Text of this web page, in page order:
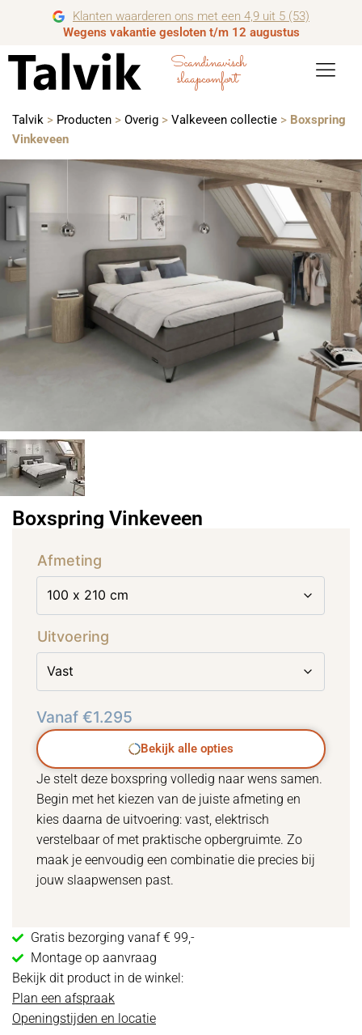
Klanten waarderen ons met een 4,9 uit 5 (53)
Wegens vakantie gesloten t/m 12 augustus
Scandinavisch
slaapcomfort
Talvik > Producten > Overig > Valkeveen collectie > Boxspring
Vinkeveen
Boxspring Vinkeveen
Afmeting
Uitvoering
Vanaf €1.295
Bekijk alle opties
Je stelt deze boxspring volledig naar wens samen.
Begin met het kiezen van de juiste afmeting en
kies daarna de uitvoering: vast, elektrisch
verstelbaar of met praktische opbergruimte. Zo
maak je eenvoudig een combinatie die precies bij
jouw slaapwensen past.
Gratis bezorging vanaf € 99,-
Montage op aanvraag
Bekijk dit product in de winkel:
Plan een afspraak
Openingstijden en locatie